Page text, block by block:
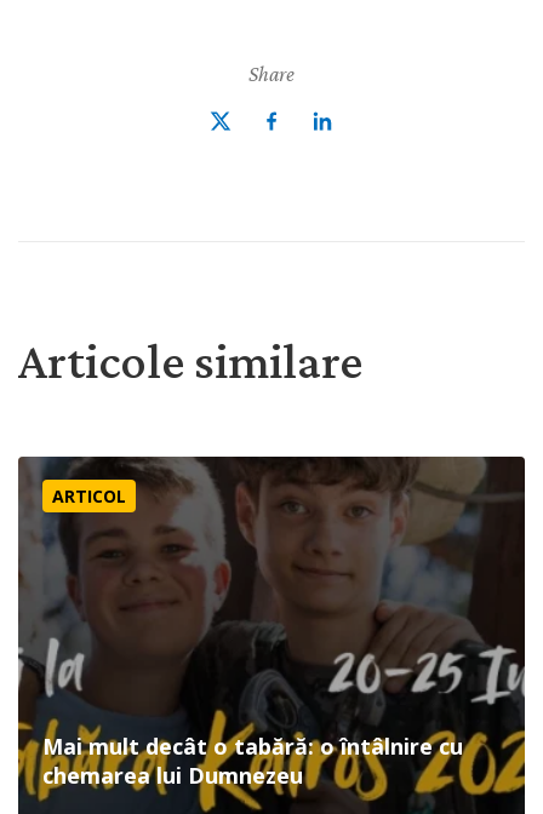
Share
Articole similare
Mai mult decât o tabără: o întâlnire cu chemarea lui
Mai mult decât o tabără: o întâlnire cu
chemarea lui Dumnezeu
ARTICOL